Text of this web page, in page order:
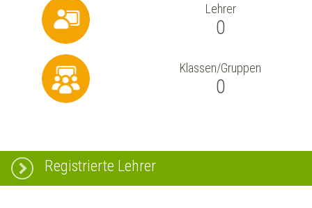
Lehrer
0
Klassen/Gruppen
0
Registrierte Lehrer